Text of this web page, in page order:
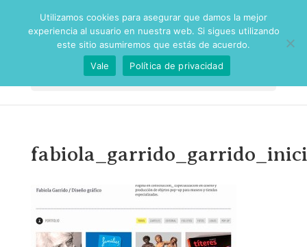
Seleccionar página
Utilizamos cookies para asegurar que damos la mejor
experiencia al usuario en nuestra web. Si sigues utilizando
este sitio asumiremos que estás de acuerdo.
Vale
Política de privacidad